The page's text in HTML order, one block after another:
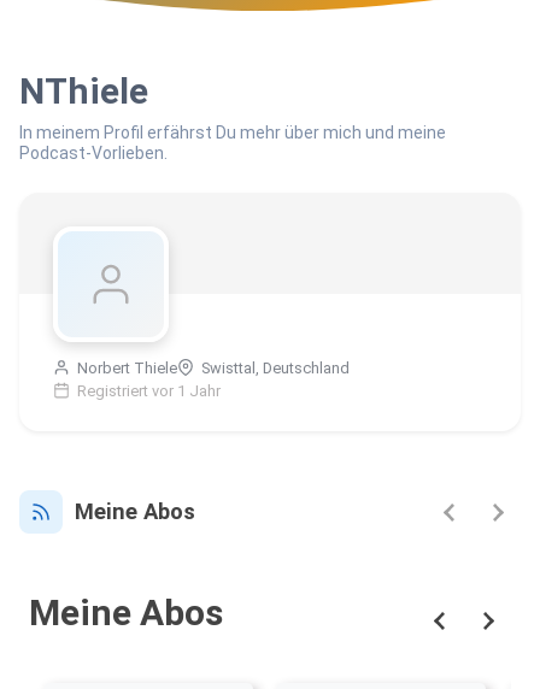
NThiele
In meinem Profil erfährst Du mehr über mich und meine
Podcast-Vorlieben.
Norbert Thiele
Swisttal, Deutschland
Registriert vor 1 Jahr
Meine Abos
Meine Abos